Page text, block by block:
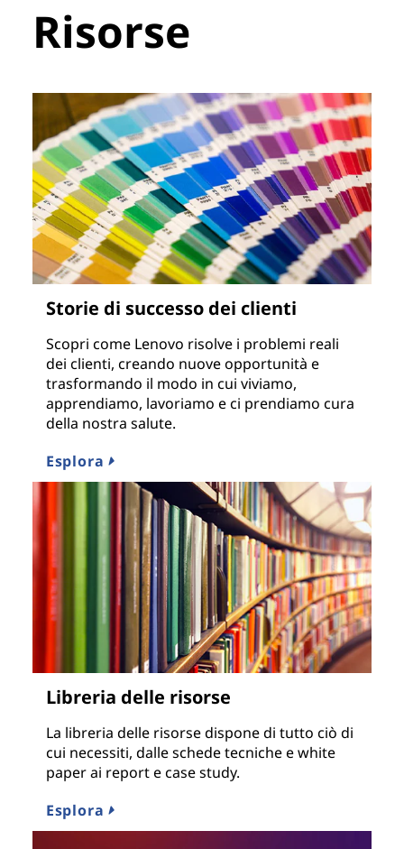
Risorse
Storie di successo dei clienti
Scopri come Lenovo risolve i problemi reali
dei clienti, creando nuove opportunità e
trasformando il modo in cui viviamo,
apprendiamo, lavoriamo e ci prendiamo cura
della nostra salute.
Esplora
Libreria delle risorse
La libreria delle risorse dispone di tutto ciò di
cui necessiti, dalle schede tecniche e white
paper ai report e case study.
Esplora